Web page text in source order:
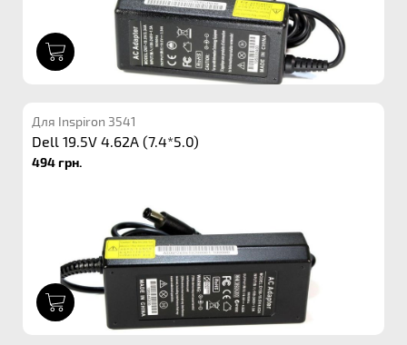
Для Inspiron 3541
Dell 19.5V 4.62A (7.4*5.0)
494 грн.